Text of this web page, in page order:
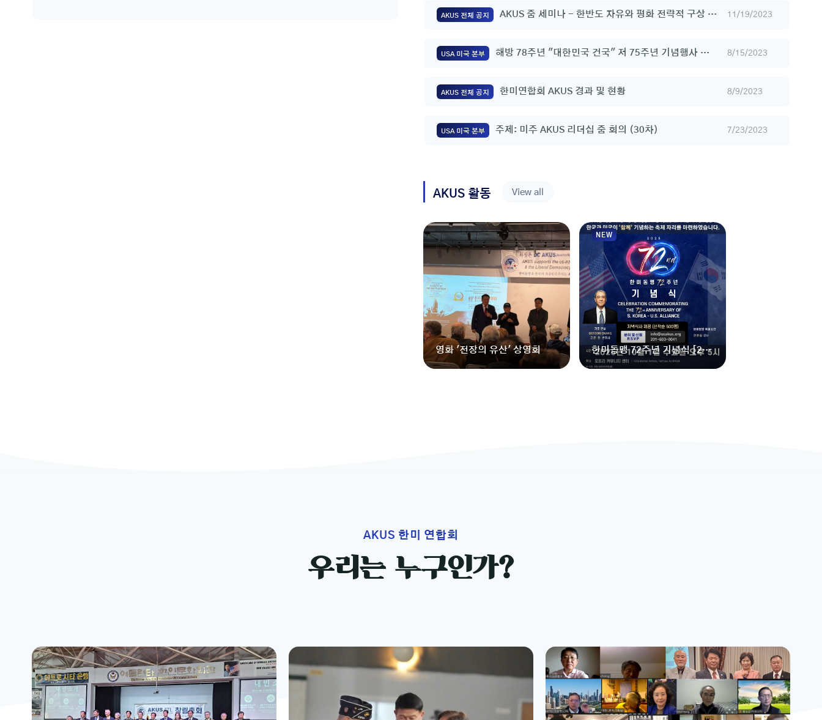
AKUS 전체 공지
AKUS 줌 세미나 - 한반도 자유와 평화 전략적 구상 |
11/19/2023
USA 미국 본부
해방 78주년 "대한민국 건국" 저 75주년 기념행사 및
8/15/2023
AKUS 전체 공지 한미연합회 AKUS 경과 및 현황 8/9/2023
USA 미국 본부 주제: 미주 AKUS 리더십 줌 회의 (30차) 7/23/2023
AKUS 활동 View all
영화 '전장의 유산' 상영회
한미동맹 72주년 기념식 [202
5] - Celebration of the 72n
NEW
NEW
AKUS 한미 연합회
우리는 누구인가?